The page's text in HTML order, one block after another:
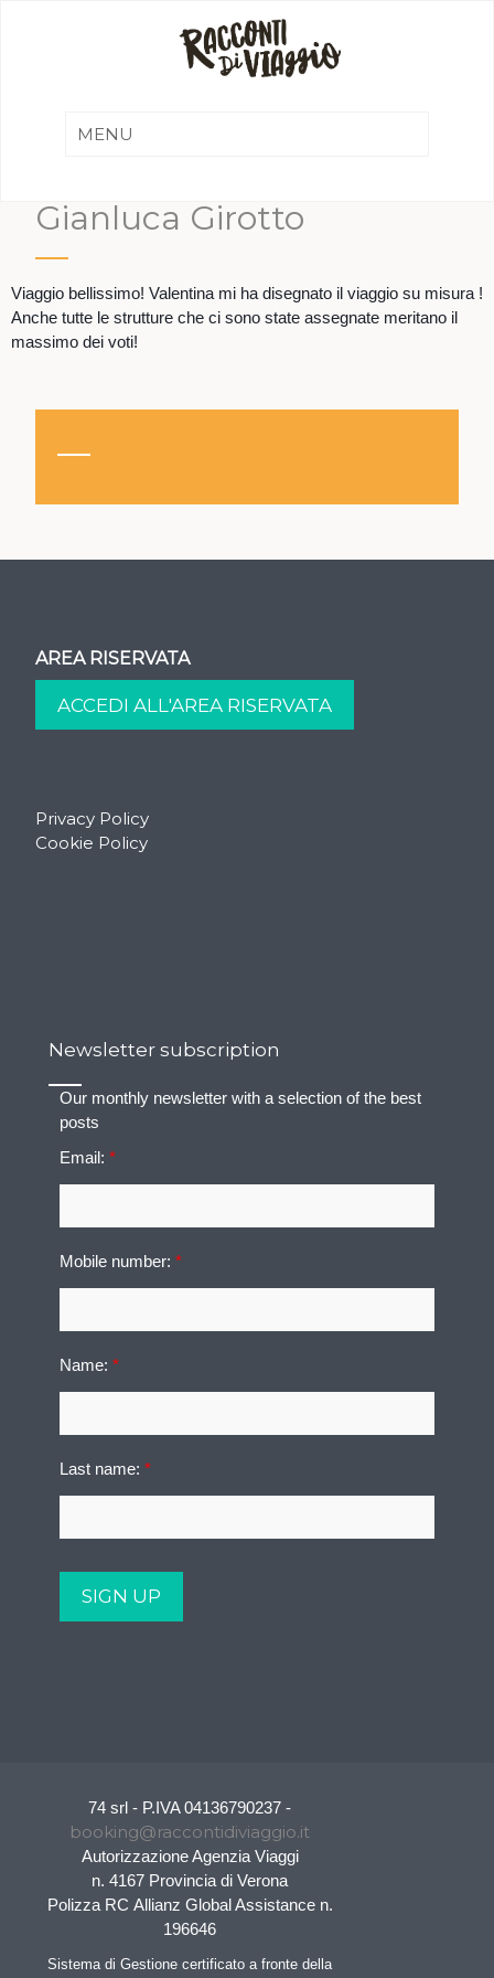
Gianluca Girotto
Viaggio bellissimo! Valentina mi ha disegnato il viaggio su misura !
Anche tutte le strutture che ci sono state assegnate meritano il
massimo dei voti!
AREA RISERVATA
Privacy Policy
Cookie Policy
Newsletter subscription
Our monthly newsletter with a selection of the best
posts
Email:*
Mobile number:*
Name:*
Last name:*
74 srl - P.IVA 04136790237 -
booking@raccontidiviaggio.it
Autorizzazione Agenzia Viaggi
n. 4167 Provincia di Verona
Polizza RC Allianz Global Assistance n.
196646
Sistema di Gestione certificato a fronte della